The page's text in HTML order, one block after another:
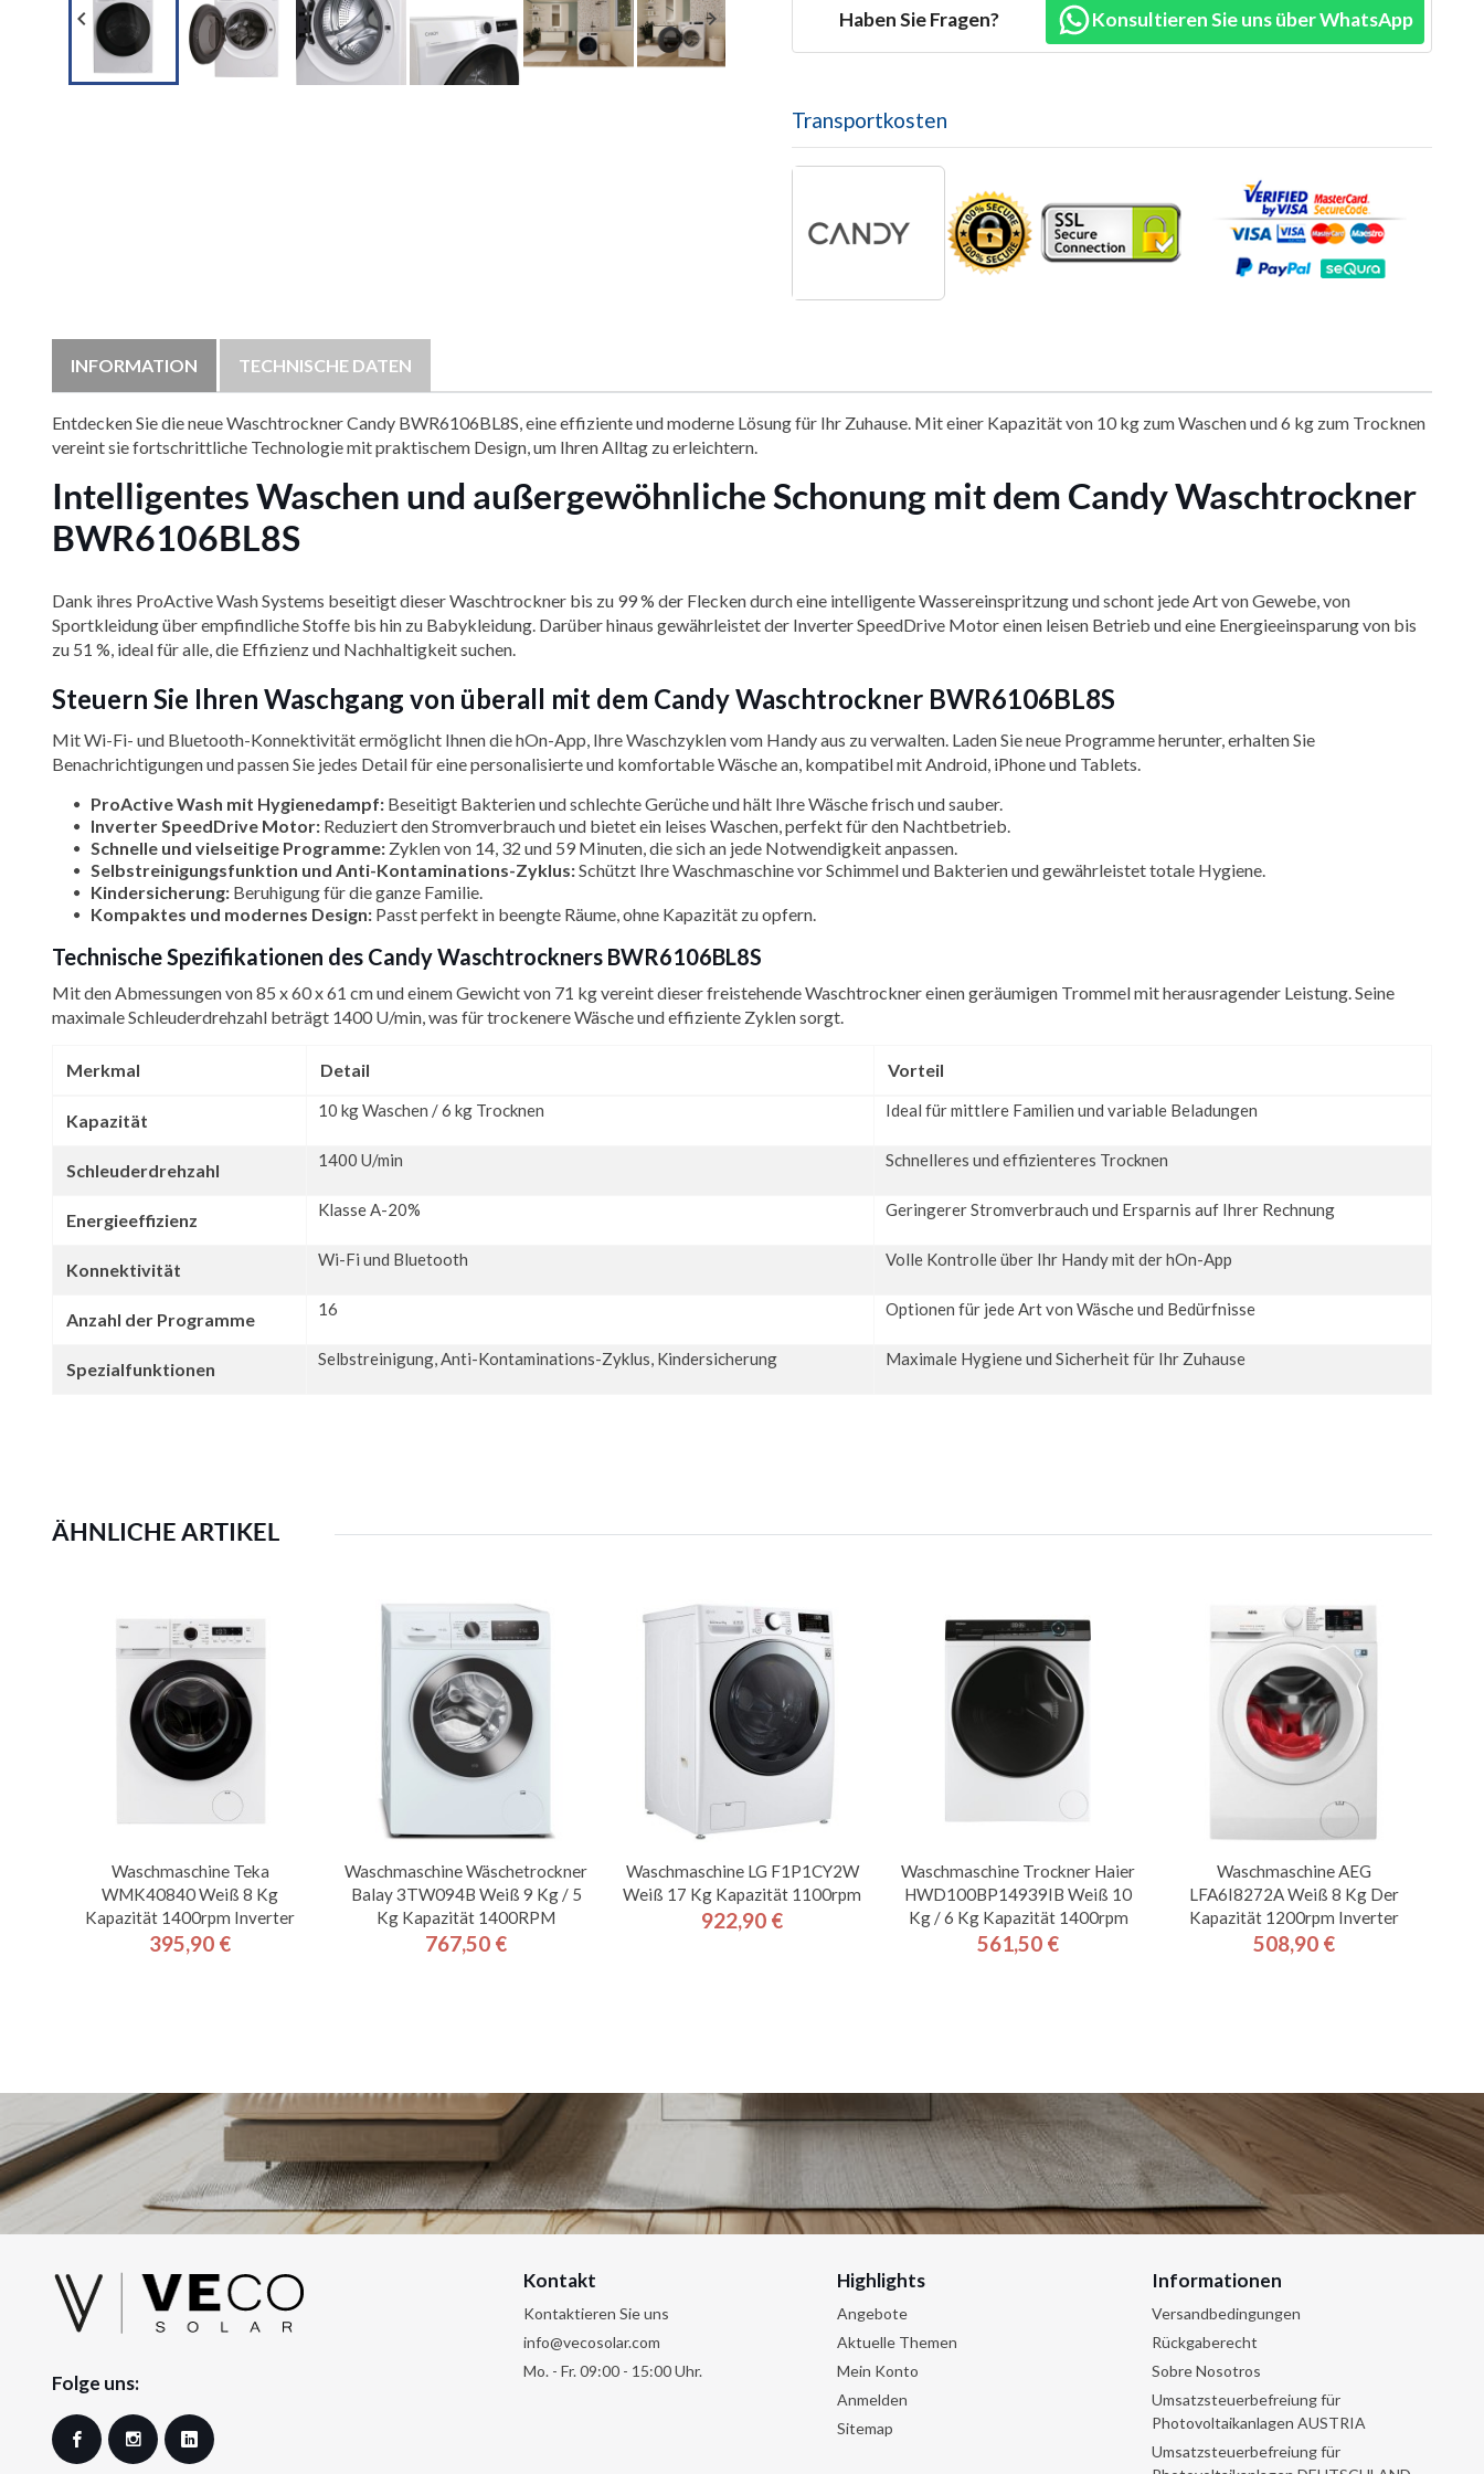
  Haben Sie Fragen? Konsultieren Sie uns über WhatsApp
Transportkosten
INFORMATION TECHNISCHE DATEN
Entdecken Sie die neue Waschtrockner Candy BWR6106BL8S, eine effiziente und moderne Lösung für Ihr Zuhause. Mit einer Kapazität von 10 kg zum Waschen und 6 kg zum Trocknen
vereint sie fortschrittliche Technologie mit praktischem Design, um Ihren Alltag zu erleichtern.
Intelligentes Waschen und außergewöhnliche Schonung mit dem Candy Waschtrockner
BWR6106BL8S
Dank ihres ProActive Wash Systems beseitigt dieser Waschtrockner bis zu 99 % der Flecken durch eine intelligente Wassereinspritzung und schont jede Art von Gewebe, von
Sportkleidung über empfindliche Stoffe bis hin zu Babykleidung. Darüber hinaus gewährleistet der Inverter SpeedDrive Motor einen leisen Betrieb und eine Energieeinsparung von bis
zu 51 %, ideal für alle, die Effizienz und Nachhaltigkeit suchen.
Steuern Sie Ihren Waschgang von überall mit dem Candy Waschtrockner BWR6106BL8S
Mit Wi-Fi- und Bluetooth-Konnektivität ermöglicht Ihnen die hOn-App, Ihre Waschzyklen vom Handy aus zu verwalten. Laden Sie neue Programme herunter, erhalten Sie
Benachrichtigungen und passen Sie jedes Detail für eine personalisierte und komfortable Wäsche an, kompatibel mit Android, iPhone und Tablets.
ProActive Wash mit Hygienedampf: Beseitigt Bakterien und schlechte Gerüche und hält Ihre Wäsche frisch und sauber.
Inverter SpeedDrive Motor: Reduziert den Stromverbrauch und bietet ein leises Waschen, perfekt für den Nachtbetrieb.
Schnelle und vielseitige Programme: Zyklen von 14, 32 und 59 Minuten, die sich an jede Notwendigkeit anpassen.
Selbstreinigungsfunktion und Anti-Kontaminations-Zyklus:Schützt Ihre Waschmaschine vor Schimmel und Bakterien und gewährleistet totale Hygiene.
Kindersicherung: Beruhigung für die ganze Familie.
Kompaktes und modernes Design: Passt perfekt in beengte Räume, ohne Kapazität zu opfern.
Technische Spezifikationen des Candy Waschtrockners BWR6106BL8S
Mit den Abmessungen von 85 x 60 x 61 cm und einem Gewicht von 71 kg vereint dieser freistehende Waschtrockner einen geräumigen Trommel mit herausragender Leistung. Seine
maximale Schleuderdrehzahl beträgt 1400 U/min, was für trockenere Wäsche und effiziente Zyklen sorgt.
Merkmal Detail Vorteil
Kapazität 10 kg Waschen / 6 kg Trocknen Ideal für mittlere Familien und variable Beladungen
Schleuderdrehzahl 1400 U/min Schnelleres und effizienteres Trocknen
Energieeffizienz Klasse A-20% Geringerer Stromverbrauch und Ersparnis auf Ihrer Rechnung
Konnektivität Wi-Fi und Bluetooth Volle Kontrolle über Ihr Handy mit der hOn-App
Anzahl der Programme 16 Optionen für jede Art von Wäsche und Bedürfnisse
Spezialfunktionen Selbstreinigung, Anti-Kontaminations-Zyklus, Kindersicherung Maximale Hygiene und Sicherheit für Ihr Zuhause
ÄHNLICHE ARTIKEL
Waschmaschine Teka
WMK40840 Weiß 8 Kg
Kapazität 1400rpm Inverter
Preis
395,90 €
Waschmaschine Wäschetrockner
Balay 3TW094B Weiß 9 Kg / 5
Kg Kapazität 1400RPM
Preis
767,50 €
Waschmaschine LG F1P1CY2W
Weiß 17 Kg Kapazität 1100rpm
Preis
922,90 €
Waschmaschine Trockner Haier
HWD100BP14939IB Weiß 10
Kg / 6 Kg Kapazität 1400rpm
Preis
561,50 €
Waschmaschine AEG
LFA6I8272A Weiß 8 Kg Der
Kapazität 1200rpm Inverter
Preis
508,90 €
Folge uns:
Facebook Instagram
Kontakt
Kontaktieren Sie uns
info@vecosolar.com
Mo. - Fr. 09:00 - 15:00 Uhr.
Highlights
Angebote
Aktuelle Themen
Mein Konto
Anmelden
Sitemap
Informationen
Versandbedingungen
Rückgaberecht
Sobre Nosotros
Umsatzsteuerbefreiung für
Photovoltaikanlagen AUSTRIA
Umsatzsteuerbefreiung für